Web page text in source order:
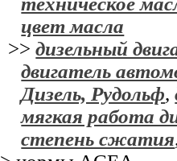
цвет масла
>>дизельный
двигатель
Дизель, Рудольф,
мягкая работа
степень сжатия